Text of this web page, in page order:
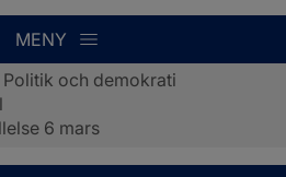
MENY
Politik och demokrati
6 mars